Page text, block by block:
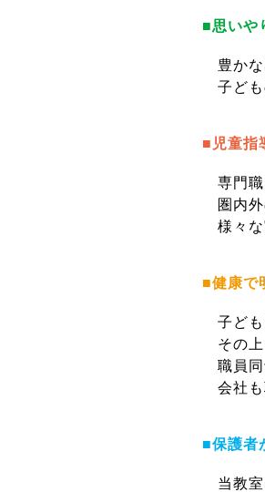
■思いや
豊かな
子ども
■児童指
専門職
圏内外
様々な
■健康で
子ども
その上
職員同
会社も
■保護者
当教室